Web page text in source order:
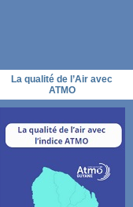
La qualité de l’Air avec
ATMO